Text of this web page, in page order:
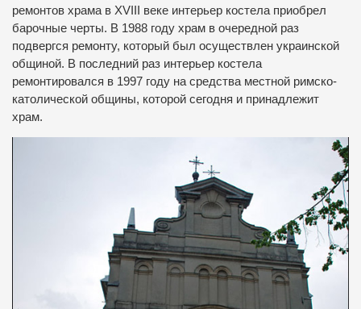
ремонтов храма в XVIII веке интерьер костела приобрел
барочные черты. В 1988 году храм в очередной раз
подвергся ремонту, который был осуществлен украинской
общиной. В последний раз интерьер костела
ремонтировался в 1997 году на средства местной римско-
католической общины, которой сегодня и принадлежит
храм.